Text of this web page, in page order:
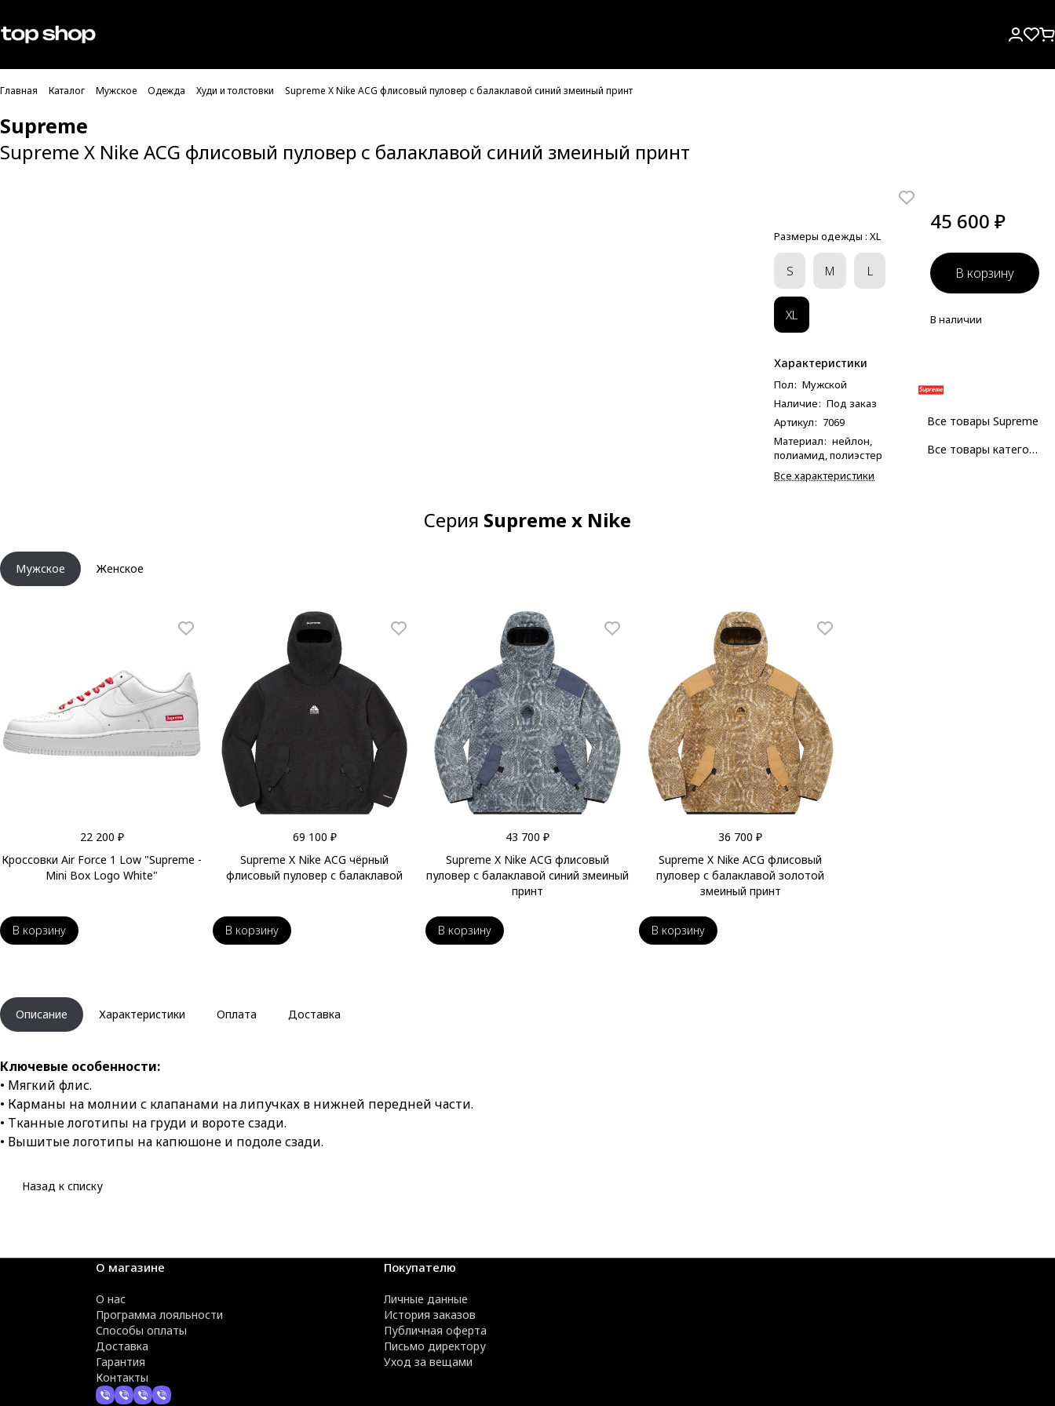
Проверка хлебных крошек
Главная Каталог Мужское Одежда Худи и толстовки Supreme X Nike ACG флисовый пуловер с балаклавой синий змеиный принт
Supreme
Supreme X Nike ACG флисовый пуловер с балаклавой синий змеиный принт
Размеры одежды : XL
S M L
XL
Характеристики
Пол: Мужcкой
Наличие: Под заказ
Артикул: 7069
Материал: нейлон,
полиамид, полиэстер
Все характеристики
45 600 ₽
В корзину
В наличии
Все товары Supreme
Все товары категории
Серия Supreme x Nike
Мужское Женское
22 200 ₽
Кроссовки Air Force 1 Low "Supreme -
Mini Box Logo White"
В корзину
69 100 ₽
Supreme X Nike ACG чёрный
флисовый пуловер с балаклавой
В корзину
43 700 ₽
Supreme X Nike ACG флисовый
пуловер с балаклавой синий змеиный
принт
В корзину
36 700 ₽
Supreme X Nike ACG флисовый
пуловер с балаклавой золотой
змеиный принт
В корзину
Описание Характеристики Оплата Доставка
Ключевые особенности:
• Мягкий флис.
• Карманы на молнии с клапанами на липучках в нижней передней части.
• Тканные логотипы на груди и вороте сзади.
• Вышитые логотипы на капюшоне и подоле сзади.
Назад к списку
О магазине
О нас
Программа лояльности
Способы оплаты
Доставка
Гарантия
Контакты
Покупателю
Личные данные
История заказов
Публичная оферта
Письмо директору
Уход за вещами